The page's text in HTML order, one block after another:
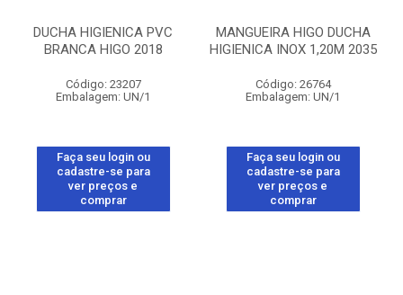
DUCHA HIGIENICA PVC
BRANCA HIGO 2018
Código: 23207
Embalagem: UN/1
Faça seu login ou
cadastre-se para
ver preços e
comprar
MANGUEIRA HIGO DUCHA
HIGIENICA INOX 1,20M 2035
Código: 26764
Embalagem: UN/1
Faça seu login ou
cadastre-se para
ver preços e
comprar